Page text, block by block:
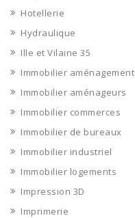
Hotellerie
Hydraulique
Ille et Vilaine 35
Immobilier aménagement
Immobilier aménageurs
Immobilier commerces
Immobilier de bureaux
Immobilier industriel
Immobilier logements
Impression 3D
Imprimerie